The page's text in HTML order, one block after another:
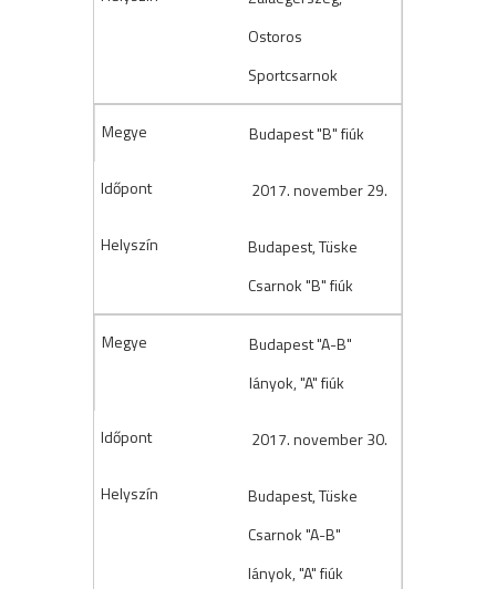
Ostoros
Sportcsarnok
Budapest "B" fiúk
2017. november 29.
Budapest, Tüske
Csarnok "B" fiúk
Budapest "A-B"
lányok, "A" fiúk
2017. november 30.
Budapest, Tüske
Csarnok "A-B"
lányok, "A" fiúk